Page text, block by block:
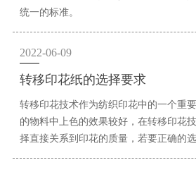
统一的标准。
2022-06-09
转移印花纸的选择要求
转移印花技术作为纺织印花中的一个重
的物料中上色的效果较好，在转移印花
择直接关系到印花的质量，若要正确的